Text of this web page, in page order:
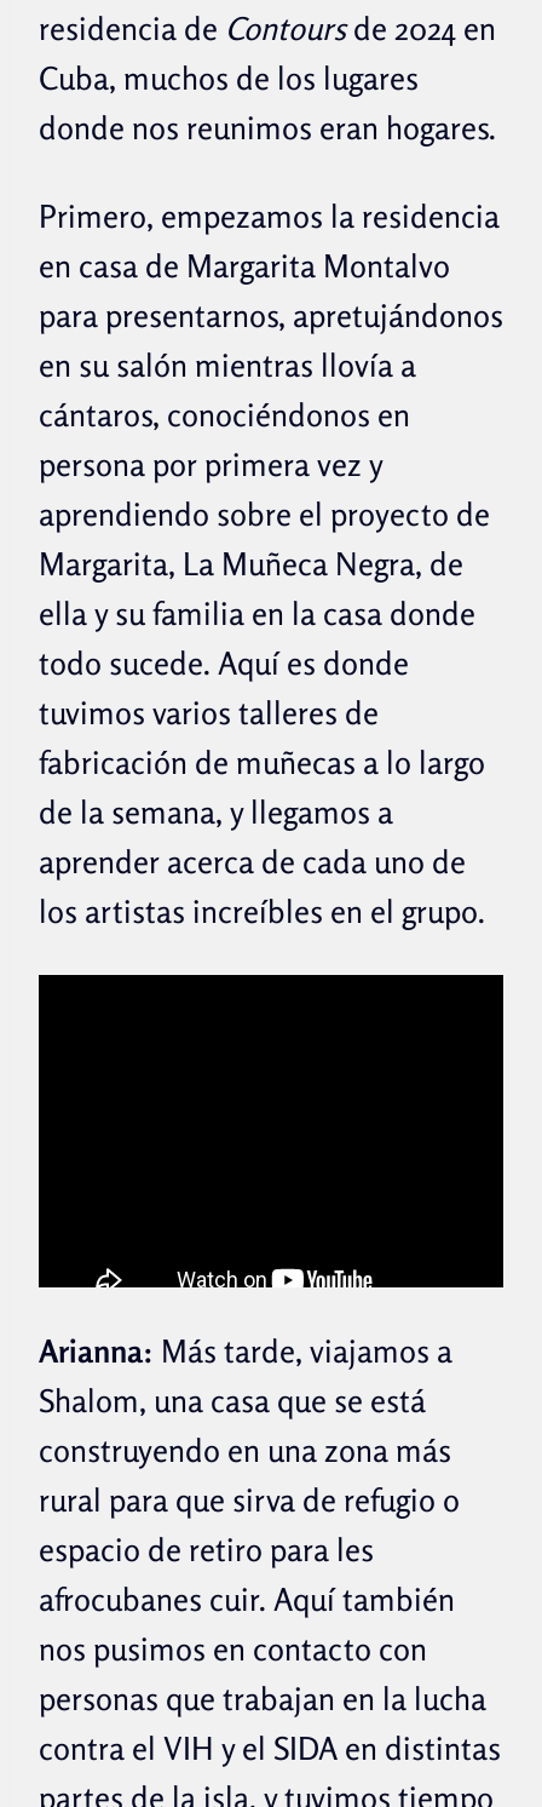
residencia de Contoursde 2024 en
Cuba, muchos de los lugares
donde nos reunimos eran hogares.
Primero, empezamos la residencia
en casa de Margarita Montalvo
para presentarnos, apretujándonos
en su salón mientras llovía a
cántaros, conociéndonos en
persona por primera vez y
aprendiendo sobre el proyecto de
Margarita, La Muñeca Negra, de
ella y su familia en la casa donde
todo sucede. Aquí es donde
tuvimos varios talleres de
fabricación de muñecas a lo largo
de la semana, y llegamos a
aprender acerca de cada uno de
los artistas increíbles en el grupo.
Arianna: Más tarde, viajamos a
Shalom, una casa que se está
construyendo en una zona más
rural para que sirva de refugio o
espacio de retiro para les
afrocubanes cuir. Aquí también
nos pusimos en contacto con
personas que trabajan en la lucha
contra el VIH y el SIDA en distintas
partes de la isla, y tuvimos tiempo